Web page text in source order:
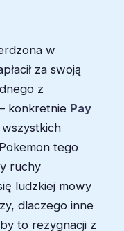
w
za swoją
z
konkretnie Pay
tego
ruchy
ludzkiej mowy
dlaczego inne
to rezygnacji z